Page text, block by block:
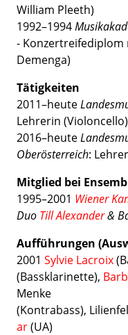
William Pleeth)
1992–1994
- Konzertreifediplom
Demenga)
Tätigkeiten
2011–heute
Lehrerin (Violoncello)
2016–heute
Oberösterreich:
Mitglied bei
1995–2001 Wiener
Duo Till Alexander&
Aufführungen
2001 Sylvie Lacroix
(Bassklarinette),
Menke
(Kontrabass),
ar(UA)